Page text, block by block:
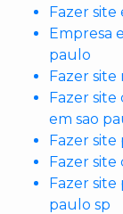
Fazer
Empresa
paulo
Fazer
Fazer
em sao
Fazer site
Fazer site
Fazer site
paulo sp